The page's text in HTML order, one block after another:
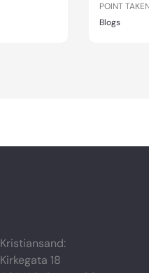
POINT
Blogs
Kristiansand:
Kirkegata 18